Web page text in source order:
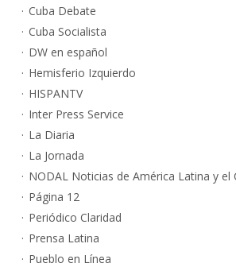
Cuba Debate
Cuba Socialista
DW en español
Hemisferio Izquierdo
HISPANTV
Inter Press Service
La Diaria
La Jornada
NODAL Noticias de América Latina y el
Página 12
Periódico Claridad
Prensa Latina
Pueblo en Línea